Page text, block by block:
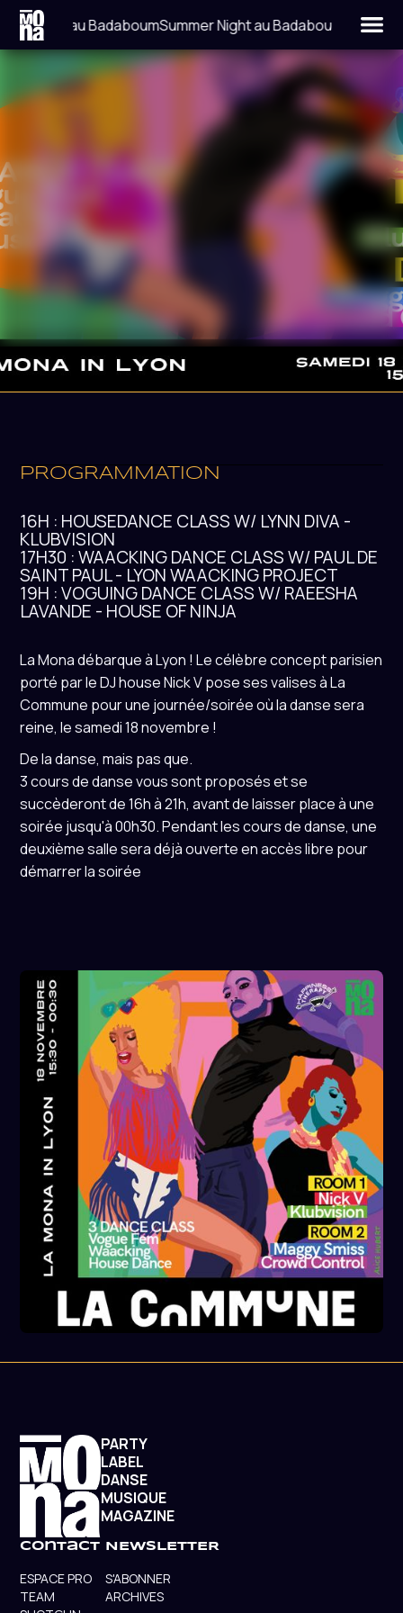
Night au BadaboumSummer Night au Badaboum
LA COMMUNE 18 NOVEMBRE 2023
PROGRAMMATION
16H : HOUSEDANCE CLASS W/ LYNN DIVA -
KLUBVISION
17H30 : WAACKING DANCE CLASS W/ PAUL DE
SAINT PAUL - LYON WAACKING PROJECT
19H : VOGUING DANCE CLASS W/ RAEESHA
LAVANDE - HOUSE OF NINJA
La Mona débarque à Lyon ! Le célèbre concept parisien
porté par le DJ house Nick V pose ses valises à La
Commune pour une journée/soirée où la danse sera
reine, le samedi 18 novembre !
De la danse, mais pas que.
3 cours de danse vous sont proposés et se
succèderont de 16h à 21h, avant de laisser place à une
soirée jusqu'à 00h30. Pendant les cours de danse, une
deuxième salle sera déjà ouverte en accès libre pour
démarrer la soirée
PARTY
LABEL
DANSE
MUSIQUE
MAGAZINE
contact
ESPACE PRO
TEAM
NEWSLETTER
S'ABONNER
ARCHIVES